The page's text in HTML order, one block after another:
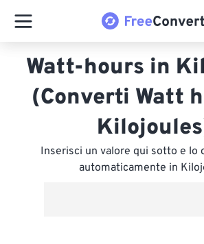
Watt-hours in
(Converti Watt
Inserisci un valore qui sotto e lo
automaticamente in